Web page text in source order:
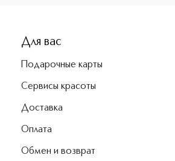
Для вас
Подарочные карты
Сервисы красоты
Доставка
Оплата
Обмен и возврат